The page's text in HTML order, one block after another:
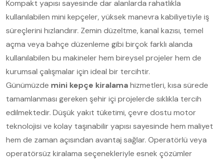
Kompakt yapısı sayesinde dar alanlarda rahatlıkla
kullanılabilen mini kepçeler, yüksek manevra kabiliyetiyle iş
süreçlerini hızlandırır. Zemin düzeltme, kanal kazısı, temel
açma veya bahçe düzenleme gibi birçok farklı alanda
kullanılabilen bu makineler hem bireysel projeler hem de
kurumsal çalışmalar için ideal bir tercihtir.
Günümüzde mini kepçe kiralamahizmetleri, kısa sürede
tamamlanması gereken şehir içi projelerde sıklıkla tercih
edilmektedir. Düşük yakıt tüketimi, çevre dostu motor
teknolojisi ve kolay taşınabilir yapısı sayesinde hem maliyet
hem de zaman açısından avantaj sağlar. Operatörlü veya
operatörsüz kiralama seçenekleriyle esnek çözümler